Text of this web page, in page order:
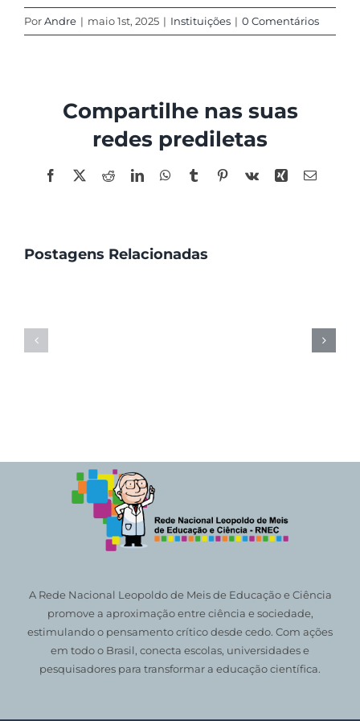
Membros
PorAndre | maio 1st, 2025 | Instituições | 0 Comentários
Compartilhe nas suas
redes prediletas
Facebook
X RedditLinkedInWhatsApp
TumblrPinterest
Vk Xing E-
Postagens Relacionadas
ufpe
A Rede Nacional Leopoldo de Meis de Educação e Ciência
promove a aproximação entre ciência e sociedade,
estimulando o pensamento crítico desde cedo. Com ações
em todo o Brasil, conecta escolas, universidades e
pesquisadores para transformar a educação científica.